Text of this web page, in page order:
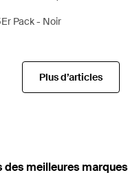
Pack - Noir
Plus d’articles
meilleures marques